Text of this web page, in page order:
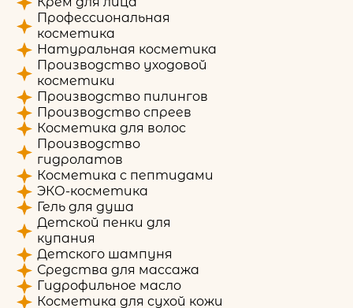
Профессиональная
косметика
Натуральная косметика
Производство уходовой
косметики
Производство пилингов
Производство спреев
Косметика для волос
Производство
гидролатов
Косметика с пептидами
ЭКО-косметика
Гель для душа
Детской пенки для
купания
Детского шампуня
Средства для массажа
Гидрофильное масло
Косметика для сухой кожи